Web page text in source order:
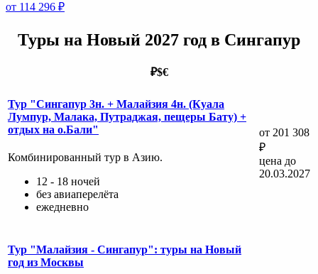
от 114 296 ₽
Туры на Новый 2027 год в Сингапур
₽$€
Тур "Сингапур 3н. + Малайзия 4н. (Куала
Лумпур, Малака, Путраджая, пещеры Бату) +
отдых на о.Бали"
Комбинированный тур в Азию.
12 - 18 ночей
без авиаперелёта
ежедневно
от 201 308
₽
цена до
20.03.2027
Тур "Малайзия - Сингапур": туры на Новый
год из Москвы